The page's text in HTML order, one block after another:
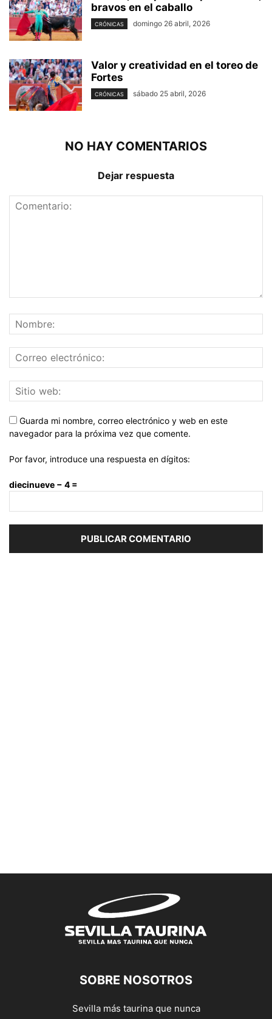
bravos en el caballo
CRÓNICAS domingo 26 abril, 2026
Valor y creatividad en el toreo de
Fortes
CRÓNICAS sábado 25 abril, 2026
NO HAY COMENTARIOS
Dejar respuesta
Guarda mi nombre, correo electrónico y web en este
navegador para la próxima vez que comente.
Por favor, introduce una respuesta en dígitos:
diecinueve − 4 =
SOBRE NOSOTROS
Sevilla más taurina que nunca